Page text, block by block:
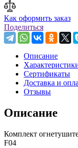
Как оформить заказ
Поделиться
Описание
Сертификаты
Доставка и
Отзывы
Описание
Комплект
F04